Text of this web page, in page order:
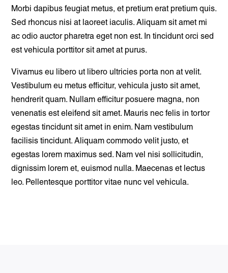
Morbi dapibus feugiat metus, et pretium erat pretium quis.
Sed rhoncus nisi at laoreet iaculis. Aliquam sit amet mi
ac odio auctor pharetra eget non est. In tincidunt orci sed
est vehicula porttitor sit amet at purus.
Vivamus eu libero ut libero ultricies porta non at velit.
Vestibulum eu metus efficitur, vehicula justo sit amet,
hendrerit quam. Nullam efficitur posuere magna, non
venenatis est eleifend sit amet. Mauris nec felis in tortor
egestas tincidunt sit amet in enim. Nam vestibulum
facilisis tincidunt. Aliquam commodo velit justo, et
egestas lorem maximus sed. Nam vel nisi sollicitudin,
dignissim lorem et, euismod nulla. Maecenas et lectus
leo. Pellentesque porttitor vitae nunc vel vehicula.